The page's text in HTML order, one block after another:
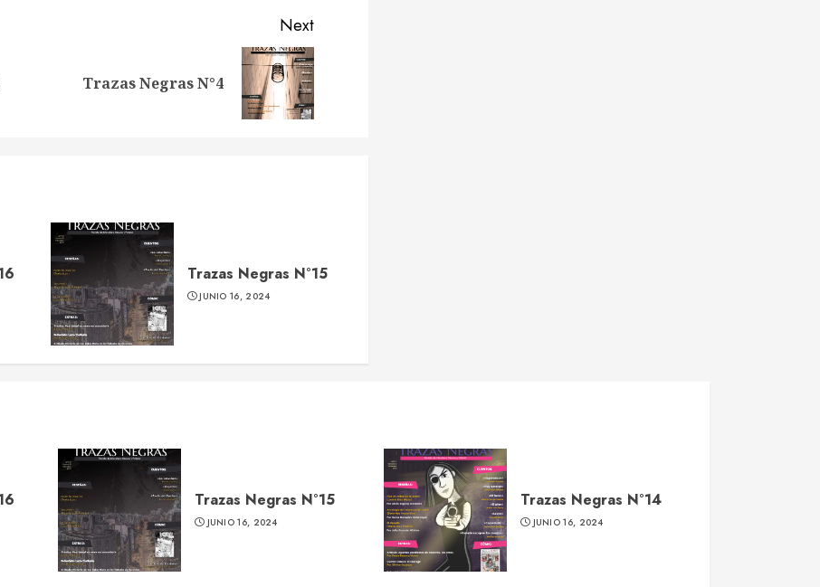
Previous
Next
Trazas Negras N°4
Trazas Negras N°15
JUNIO 16, 2024
Trazas Negras N°15
JUNIO 16, 2024
Trazas Negras N°14
JUNIO 16, 2024